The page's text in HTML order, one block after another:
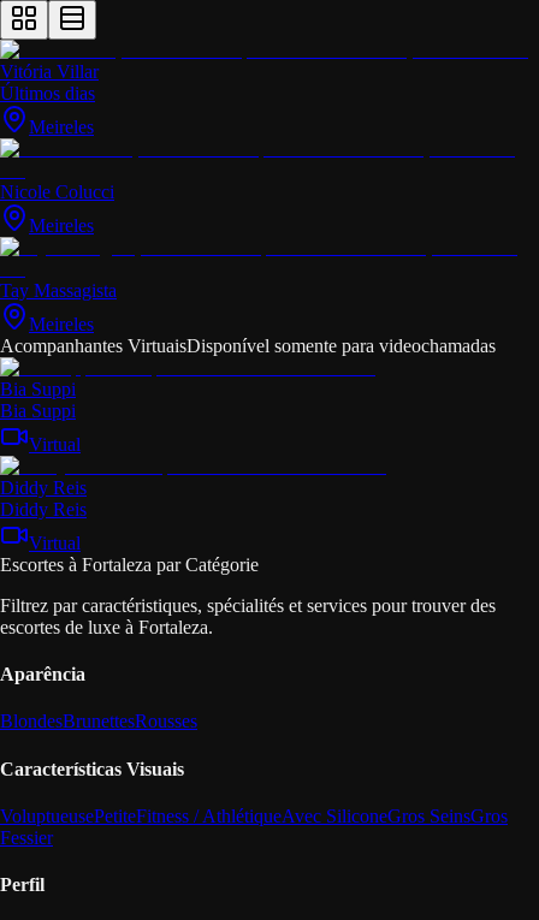
Vitória Villar
Últimos dias
Meireles
Nicole Colucci
Meireles
Tay Massagista
Meireles
Acompanhantes VirtuaisDisponível somente para videochamadas
Bia Suppi
Bia Suppi
Virtual
Diddy Reis
Diddy Reis
Virtual
Escortes à Fortaleza par Catégorie
Filtrez par caractéristiques, spécialités et services pour trouver des
escortes de luxe à Fortaleza.
Aparência
BlondesBrunettesRousses
Características Visuais
VoluptueusePetiteFitness / AthlétiqueAvec SiliconeGros SeinsGros
Fessier
Perfil